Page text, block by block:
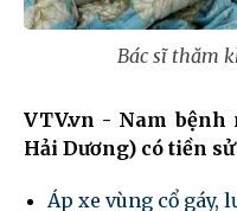
Bác sĩ thăm
VTV.vn - Nam bệnh
Hải Dương) có tiền
Áp xe vùng cổ gáy,